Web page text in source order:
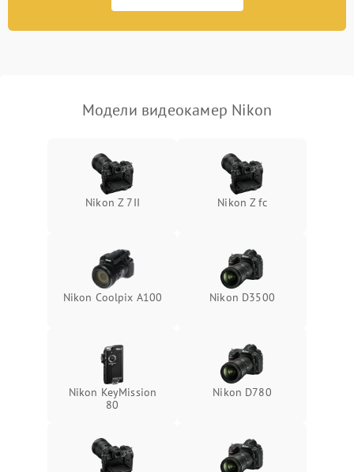
Модели видеокамер Nikon
Nikon Z 7II Nikon Z fc
Nikon Coolpix A100 Nikon D3500
Nikon KeyMission
80
Nikon D780